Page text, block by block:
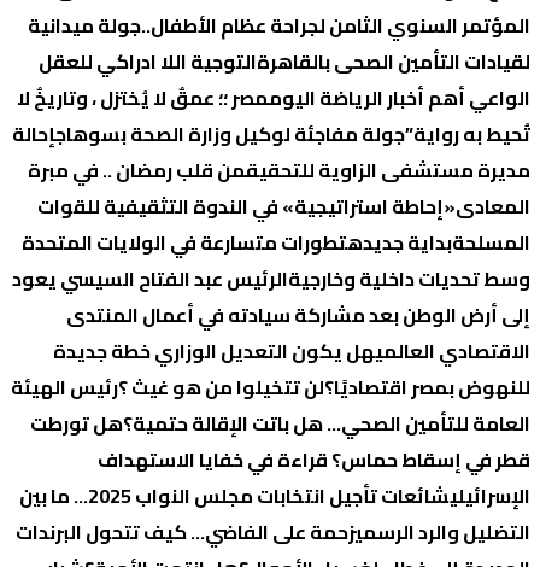
المؤتمر السنوي الثامن لجراحة عظام الأطفال..جولة ميدانية
لقيادات التأمين الصحى بالقاهرةالتوجية اللا ادراكي للعقل
الواعيأهم أخبار الرياضة اليوممصر ؛؛ عمقٌ لا يُختزل ، وتاريخٌ لا
تُحيط به رواية”جولة مفاجئة لوكيل وزارة الصحة بسوهاجإحالة
مديرة مستشفى الزاوية للتحقيقمن قلب رمضان .. في مبرة
المعادى«إحاطة استراتيجية» في الندوة التثقيفية للقوات
المسلحةبداية جديدهتطورات متسارعة في الولايات المتحدة
وسط تحديات داخلية وخارجيةالرئيس عبد الفتاح السيسي يعود
إلى أرض الوطن بعد مشاركة سيادته في أعمال المنتدى
الاقتصادي العالميهل يكون التعديل الوزاري خطة جديدة
للنهوض بمصر اقتصاديًا؟لن تتخيلوا من هو غيث ؟رئيس الهيئة
العامة للتأمين الصحي… هل باتت الإقالة حتمية؟هل تورطت
قطر في إسقاط حماس؟ قراءة في خفايا الاستهداف
الإسرائيلي
شائعات تأجيل انتخابات مجلس النواب 2025… ما بين
التضليل والرد الرسميزحمة على الفاضي… كيف تتحول البرندات